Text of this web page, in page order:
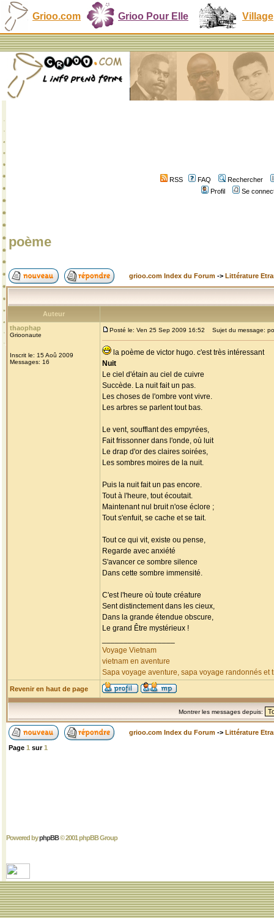
Grioo.com Grioo Pour Elle Village
RSS FAQ
Rechercher
Profil
Se
poème
grioo.com Index du Forum -> Littérature
Auteur
thaophap
Grioonaute
Inscrit le: 15 Aoû 2009
Messages: 16
Posté le: Ven 25 Sep 2009 16:52 Sujet du message:
la poème de victor hugo. c'est très intéressant
Nuit
Le ciel d'étain au ciel de cuivre
Succède. La nuit fait un pas.
Les choses de l'ombre vont vivre.
Les arbres se parlent tout bas.
Le vent, soufflant des empyrées,
Fait frissonner dans l'onde, où luit
Le drap d'or des claires soirées,
Les sombres moires de la nuit.
Puis la nuit fait un pas encore.
Tout à l'heure, tout écoutait.
Maintenant nul bruit n'ose éclore ;
Tout s'enfuit, se cache et se tait.
Tout ce qui vit, existe ou pense,
Regarde avec anxiété
S'avancer ce sombre silence
Dans cette sombre immensité.
C'est l'heure où toute créature
Sent distinctement dans les cieux,
Dans la grande étendue obscure,
Le grand Être mystérieux !
Voyage Vietnam
vietnam en aventure
Sapa voyage aventure, sapa voyage randonnés et
Revenir en haut de page
Montrer les messages depuis:
grioo.com Index du Forum -> Littérature
Page 1 sur1
Powered byphpBB© 2001 phpBB Group